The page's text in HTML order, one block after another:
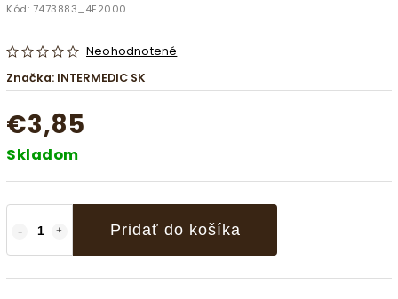
Kód: 7473883_4E2000
Neohodnotené
Značka: INTERMEDIC SK
€3,85
Skladom
Pridať do košíka